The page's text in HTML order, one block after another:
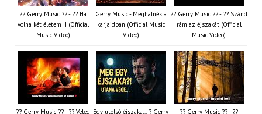
?? Gerry Music ?? - ?? Ha
volna két életem II (Official
Music Video)
Gerry Music - Meghalnék a
karjaidban (Official Music
Video)
?? Gerry Music ?? - ?? Szánd
rám az éjszakát (Official
Music Video)
?? Gerry Music ?? - ?? Veled Egy utolsó éjszaka… ? Gerry
?? Gerry Music ?? - ??